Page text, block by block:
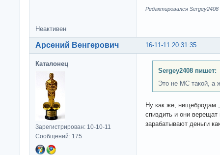
Редактировался Sergey2408
Неактивен
16-11-11 20:31:35
Арсений Венгерович
Каталонец
Зарегистрирован: 10-10-11
Сообщений: 175
Sergey2408 пишет:
Это не МС такой, а
Ну как же, нищебродам
спиздить и они
зарабатывают деньги